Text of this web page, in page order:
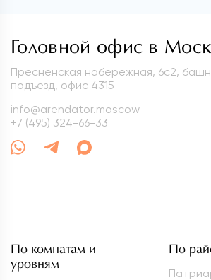
Головной офис в
Пресненская набережная, 6с2,
подъезд, офис 4315
info@arendator.moscow
+7 (495) 324-66-33
По комнатам и
уровням
По